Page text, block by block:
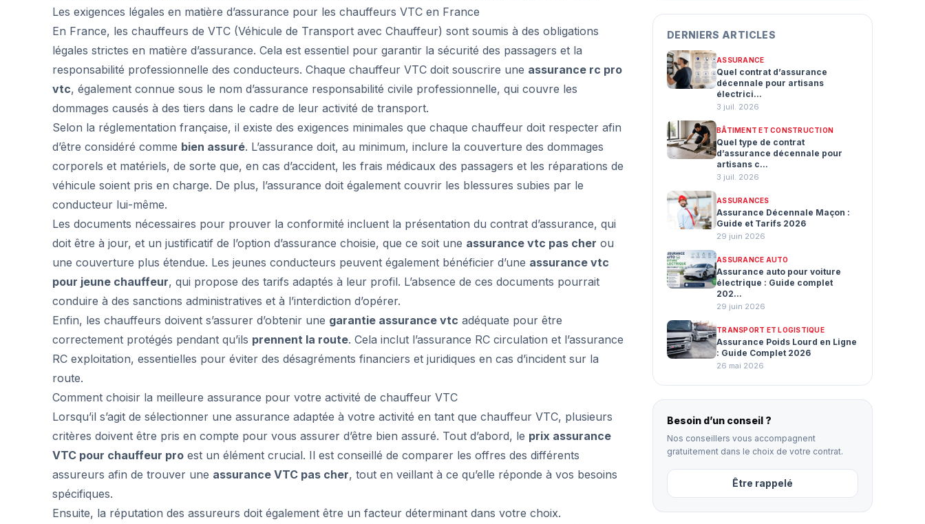
Les exigences légales en matière d’assurance pour les chauffeurs VTC en France
En France, les chauffeurs de VTC (Véhicule de Transport avec Chauffeur) sont soumis à des obligations
légales strictes en matière d’assurance. Cela est essentiel pour garantir la sécurité des passagers et la
responsabilité professionnelle des conducteurs. Chaque chauffeur VTC doit souscrire une assurance rc pro
vtc, également connue sous le nom d’assurance responsabilité civile professionnelle, qui couvre les
dommages causés à des tiers dans le cadre de leur activité de transport.
Selon la réglementation française, il existe des exigences minimales que chaque chauffeur doit respecter afin
d’être considéré comme bien assuré. L’assurance doit, au minimum, inclure la couverture des dommages
corporels et matériels, de sorte que, en cas d’accident, les frais médicaux des passagers et les réparations de
véhicule soient pris en charge. De plus, l’assurance doit également couvrir les blessures subies par le
conducteur lui-même.
Les documents nécessaires pour prouver la conformité incluent la présentation du contrat d’assurance, qui
doit être à jour, et un justificatif de l’option d’assurance choisie, que ce soit une assurance vtc pas cher ou
une couverture plus étendue. Les jeunes conducteurs peuvent également bénéficier d’une assurance vtc
pour jeune chauffeur, qui propose des tarifs adaptés à leur profil. L’absence de ces documents pourrait
conduire à des sanctions administratives et à l’interdiction d’opérer.
Enfin, les chauffeurs doivent s’assurer d’obtenir une garantie assurance vtc adéquate pour être
correctement protégés pendant qu’ils prennent la route. Cela inclut l’assurance RC circulation et l’assurance
RC exploitation, essentielles pour éviter des désagréments financiers et juridiques en cas d’incident sur la
route.
Comment choisir la meilleure assurance pour votre activité de chauffeur VTC
Lorsqu’il s’agit de sélectionner une assurance adaptée à votre activité en tant que chauffeur VTC, plusieurs
critères doivent être pris en compte pour vous assurer d’être bien assuré. Tout d’abord, le prix assurance
VTC pour chauffeur pro est un élément crucial. Il est conseillé de comparer les offres des différents
assureurs afin de trouver une assurance VTC pas cher, tout en veillant à ce qu’elle réponde à vos besoins
spécifiques.
Ensuite, la réputation des assureurs doit également être un facteur déterminant dans votre choix.
DERNIERS ARTICLES
ASSURANCE
Quel contrat d’assurance
décennale pour artisans
électrici...
3 juil. 2026
BÂTIMENT ET CONSTRUCTION
Quel type de contrat
d’assurance décennale pour
artisans c...
3 juil. 2026
ASSURANCES
Assurance Décennale Maçon :
Guide et Tarifs 2026
29 juin 2026
ASSURANCE AUTO
Assurance auto pour voiture
électrique : Guide complet
202...
29 juin 2026
TRANSPORT ET LOGISTIQUE
Assurance Poids Lourd en Ligne
: Guide Complet 2026
26 mai 2026
Besoin d’un conseil ?
Nos conseillers vous accompagnent
gratuitement dans le choix de votre contrat.
Être rappelé